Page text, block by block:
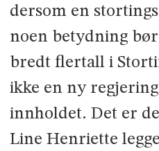
dersom en
noen betydning
bredt flertall i
ikke en ny
innholdet. Det er
Line Henriette